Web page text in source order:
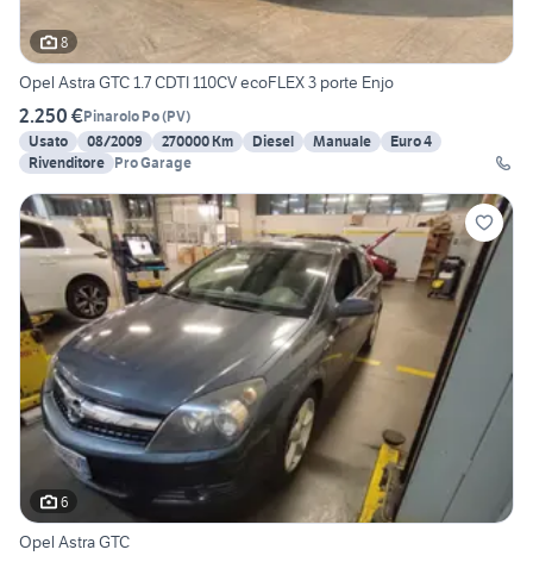
8
Opel Astra GTC 1.7 CDTI 110CV ecoFLEX 3 porte Enjo
2.250 €Pinarolo Po(PV)
Usato
08/2009 270000 Km Diesel Manuale
Euro 4
Rivenditore Pro Garage
6
Opel Astra GTC